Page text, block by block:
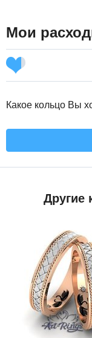
Мои
Какое кольцо Вы
Другие